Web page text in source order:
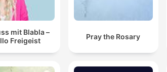
mit Blabla –
Freigeist
Pray the Rosary